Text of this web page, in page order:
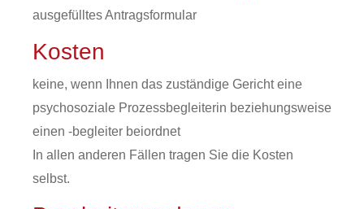
ausgefülltes Antragsformular
Kosten
keine, wenn Ihnen das zuständige Gericht eine
psychosoziale Prozessbegleiterin beziehungsweise
einen -begleiter beiordnet
In allen anderen Fällen tragen Sie die Kosten
selbst.